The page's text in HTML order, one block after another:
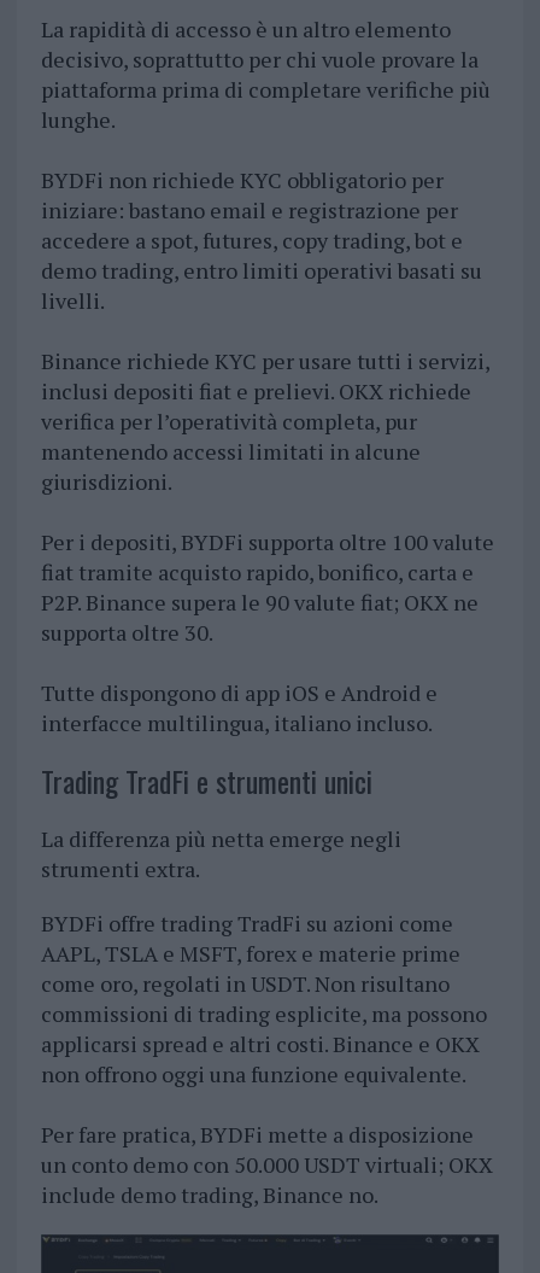
La rapidità di accesso è un altro elemento
decisivo, soprattutto per chi vuole provare la
piattaforma prima di completare verifiche più
lunghe.
BYDFi non richiede KYC obbligatorio per
iniziare: bastano email e registrazione per
accedere a spot, futures, copy trading, bot e
demo trading, entro limiti operativi basati su
livelli.
Binance richiede KYC per usare tutti i servizi,
inclusi depositi fiat e prelievi. OKX richiede
verifica per l’operatività completa, pur
mantenendo accessi limitati in alcune
giurisdizioni.
Per i depositi, BYDFi supporta oltre 100 valute
fiat tramite acquisto rapido, bonifico, carta e
P2P. Binance supera le 90 valute fiat; OKX ne
supporta oltre 30.
Tutte dispongono di app iOS e Android e
interfacce multilingua, italiano incluso.
Trading TradFi e strumenti unici
La differenza più netta emerge negli
strumenti extra.
BYDFi offre trading TradFi su azioni come
AAPL, TSLA e MSFT, forex e materie prime
come oro, regolati in USDT. Non risultano
commissioni di trading esplicite, ma possono
applicarsi spread e altri costi. Binance e OKX
non offrono oggi una funzione equivalente.
Per fare pratica, BYDFi mette a disposizione
un conto demo con 50.000 USDT virtuali; OKX
include demo trading, Binance no.